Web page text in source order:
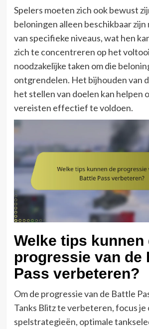
Spelers moeten zich ook bewust
beloningen alleen beschikbaar zijn
van specifieke niveaus, wat hen
zich te concentreren op het
noodzakelijke taken om die
ontgrendelen. Het bijhouden van
het stellen van doelen kan helpen
vereisten effectief te voldoen.
Welke tips kunnen
progressie van de
Pass verbeteren?
Om de progressie van de Battle
Tanks Blitz te verbeteren, focus
spelstrategieën, optimale